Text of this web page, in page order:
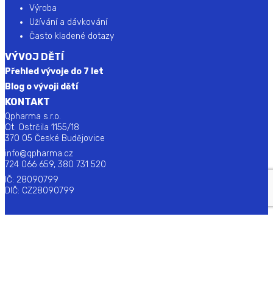
Výroba
Užívání a dávkování
Často kladené dotazy
VÝVOJ DĚTÍ
Přehled vývoje do 7 let
Blog o vývoji dětí
KONTAKT
Qpharma s.r.o.
Ot. Ostrčila 1155/18
370 05 České Budějovice
info@qpharma.cz
724 066 659, 380 731 520
IČ: 28090799
DIČ: CZ28090799